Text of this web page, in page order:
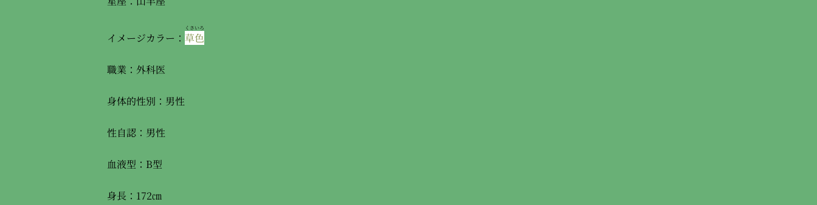
イメージカラー： 草色
くさいろ
職業：外科医
身体的性別：男性
性自認：男性
血液型：B型
身長：172㎝